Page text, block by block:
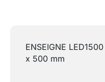
ENSEIGNE LED1500
x 500 mm